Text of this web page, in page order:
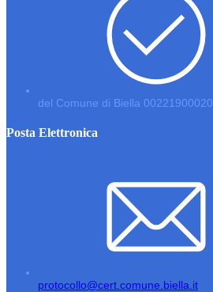
del Comune di Biella 00221900020
Posta Elettronica
protocollo@cert.comune.biella.it